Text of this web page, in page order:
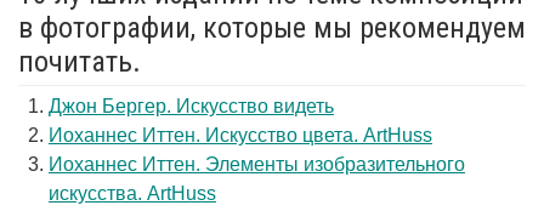
в фотографии, которые мы рекомендуем
почитать.
Джон Бергер. Искусство видеть
Иоханнес Иттен. Искусство цвета. ArtHuss
Иоханнес Иттен. Элементы изобразительного
искусства. ArtHuss